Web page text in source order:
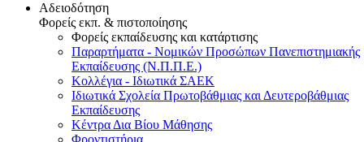
Αδειοδότηση
Φορείς εκπ. & πιστοποίησης
Φορείς εκπαίδευσης και κατάρτισης
Παραρτήματα - Νομικών Προσώπων Πανεπιστημιακής
Εκπαίδευσης (Ν.Π.Π.Ε.)
Κολλέγια - Ιδιωτικά ΣΑΕΚ
Ιδιωτικά Σχολεία Πρωτοβάθμιας και Δευτεροβάθμιας
Εκπαίδευσης
Κέντρα Δια Βίου Μάθησης
Φροντιστήρια